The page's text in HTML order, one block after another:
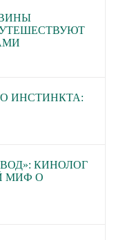
ИНСТИНКТА:
КИНОЛОГ
МИФ О